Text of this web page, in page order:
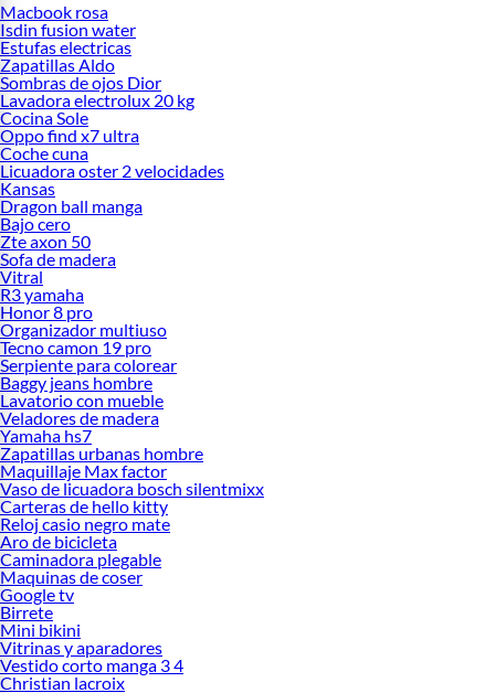
Macbook rosa
Isdin fusion water
Estufas electricas
Zapatillas Aldo
Sombras de ojos Dior
Lavadora electrolux 20 kg
Cocina Sole
Oppo find x7 ultra
Coche cuna
Licuadora oster 2 velocidades
Kansas
Dragon ball manga
Bajo cero
Zte axon 50
Sofa de madera
Vitral
R3 yamaha
Honor 8 pro
Organizador multiuso
Tecno camon 19 pro
Serpiente para colorear
Baggy jeans hombre
Lavatorio con mueble
Veladores de madera
Yamaha hs7
Zapatillas urbanas hombre
Maquillaje Max factor
Vaso de licuadora bosch silentmixx
Carteras de hello kitty
Reloj casio negro mate
Aro de bicicleta
Caminadora plegable
Maquinas de coser
Google tv
Birrete
Mini bikini
Vitrinas y aparadores
Vestido corto manga 3 4
Christian lacroix